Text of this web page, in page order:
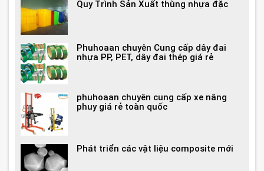
Quy Trình Sản Xuất thùng nhựa đặc
Phuhoaan chuyên Cung cấp dây đai
nhựa PP, PET, dây đai thép giá rẻ
phuhoaan chuyên cung cấp xe nâng
phuy giá rẻ toàn quốc
Phát triển các vật liệu composite mới